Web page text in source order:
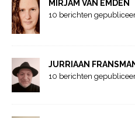
MIRJAM VAN EMDEN
10 berichten
JURRIAAN
10 berichten